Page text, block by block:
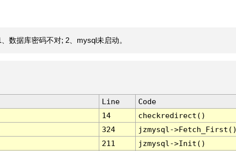
数据库密码不对; 2、mysql未启动。
Line
Code
14
checkredirect()
324
jzmysql-
211
jzmysql->Init()